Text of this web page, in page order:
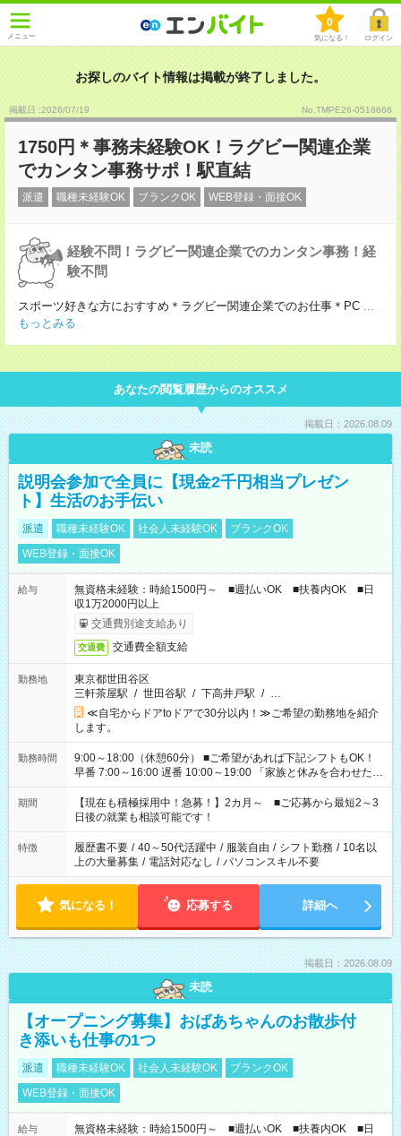
メニュー
0
気になる！ ログイン
お探しのバイト情報は掲載が終了しました。
掲載日 :2026/07/19 No.TMPE26-0518666
1750円＊事務未経験OK！ラグビー関連企業
でカンタン事務サポ！駅直結
派遣 職種未経験OK ブランクOK WEB登録・面接OK
経験不問！ラグビー関連企業でのカンタン事務！経
験不問
スポーツ好きな方におすすめ＊ラグビー関連企業でのお仕事＊PC ...
もっとみる
あなたの閲覧履歴からのオススメ
掲載日：2026.08.09
未読
説明会参加で全員に【現金2千円相当プレゼン
ト】生活のお手伝い
派遣 職種未経験OK 社会人未経験OK
ブランクOK
WEB登録・面接OK
給与
無資格未経験：時給1500円～ ■週払いOK ■扶養内OK ■日
収1万2000円以上
交通費別途支給あり
交通費 交通費全額支給
勤務地
東京都世田谷区
三軒茶屋駅 / 世田谷駅 / 下高井戸駅 / …
≪自宅からドアtoドアで30分以内！≫ご希望の勤務地を紹介
します。
勤務時間
9:00～18:00（休憩60分） ■ご希望があれば下記シフトもOK！
早番 7:00～16:00 遅番 10:00～19:00 「家族と休みを合わせた
い」 「余裕を持って夕飯の準備がしたい」 「できれば残業はし
たくない」 など、ご希望を教えてくださいね。 ※Wワーク希望
の方へ 今ご覧のお仕事で希望する勤務時間と、もう1つのお仕事
の勤務時間。 合計で週40時間を超える場合は応募できません。
期間
【現在も積極採用中！急募！】2カ月～ ■ご応募から最短2～3
日後の就業も相談可能です！
特徴 履歴書不要 / 40～50代活躍中 / 服装自由 / シフト勤務 / 10名以
上の大量募集 / 電話対応なし / パソコンスキル不要
気になる！ 応募する 詳細へ
掲載日：2026.08.09
未読
【オープニング募集】おばあちゃんのお散歩付
き添いも仕事の1つ
派遣 職種未経験OK 社会人未経験OK
ブランクOK
WEB登録・面接OK
給与
無資格未経験：時給1500円～ ■週払いOK ■扶養内OK ■日